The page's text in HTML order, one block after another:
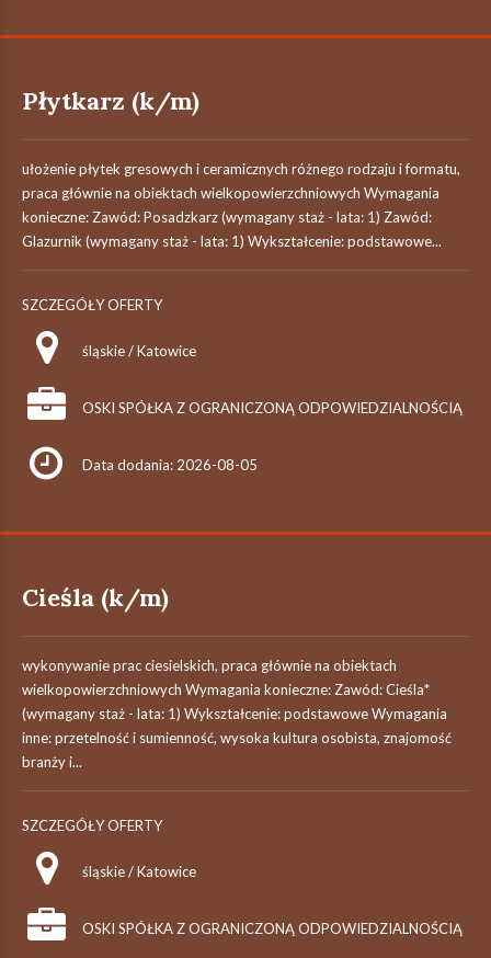
Płytkarz (k/m)
ułożenie płytek gresowych i ceramicznych różnego rodzaju i formatu,
praca głównie na obiektach wielkopowierzchniowych Wymagania
konieczne: Zawód: Posadzkarz (wymagany staż - lata: 1) Zawód:
Glazurnik (wymagany staż - lata: 1) Wykształcenie: podstawowe...
SZCZEGÓŁY OFERTY
śląskie / Katowice
OSKI SPÓŁKA Z OGRANICZONĄ ODPOWIEDZIALNOŚCIĄ
Data dodania: 2026-08-05
Cieśla (k/m)
wykonywanie prac ciesielskich, praca głównie na obiektach
wielkopowierzchniowych Wymagania konieczne: Zawód: Cieśla*
(wymagany staż - lata: 1) Wykształcenie: podstawowe Wymagania
inne: przetelność i sumienność, wysoka kultura osobista, znajomość
branży i...
SZCZEGÓŁY OFERTY
śląskie / Katowice
OSKI SPÓŁKA Z OGRANICZONĄ ODPOWIEDZIALNOŚCIĄ